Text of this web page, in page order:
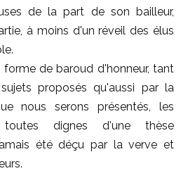
de la part de son bailleur,
à moins d'un réveil des élus
forme de baroud d'honneur, tant
proposés qu'aussi par la
nous serons présentés, les
toutes dignes d'une thèse
été déçu par la verve et